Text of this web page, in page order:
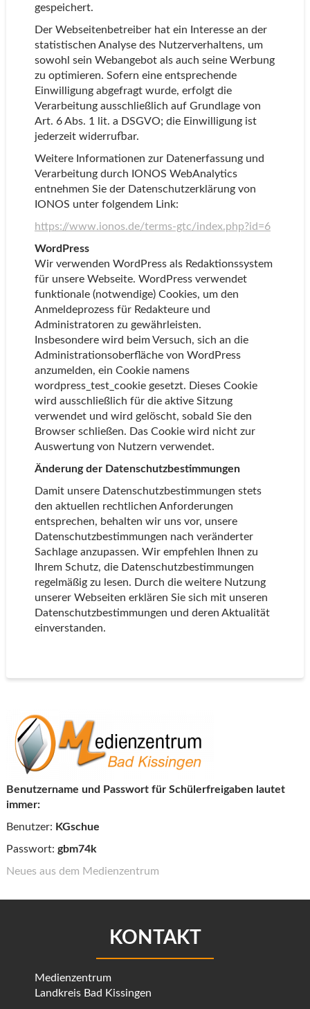
gespeichert.
Der Webseitenbetreiber hat ein Interesse an der
statistischen Analyse des Nutzerverhaltens, um
sowohl sein Webangebot als auch seine Werbung
zu optimieren. Sofern eine entsprechende
Einwilligung abgefragt wurde, erfolgt die
Verarbeitung ausschließlich auf Grundlage von
Art. 6 Abs. 1 lit. a DSGVO; die Einwilligung ist
jederzeit widerrufbar.
Weitere Informationen zur Datenerfassung und
Verarbeitung durch IONOS WebAnalytics
entnehmen Sie der Datenschutzerklärung von
IONOS unter folgendem Link:
https://www.ionos.de/terms-gtc/index.php?id=6
WordPress
Wir verwenden WordPress als Redaktionssystem
für unsere Webseite. WordPress verwendet
funktionale (notwendige) Cookies, um den
Anmeldeprozess für Redakteure und
Administratoren zu gewährleisten.
Insbesondere wird beim Versuch, sich an die
Administrationsoberfläche von WordPress
anzumelden, ein Cookie namens
wordpress_test_cookie gesetzt. Dieses Cookie
wird ausschließlich für die aktive Sitzung
verwendet und wird gelöscht, sobald Sie den
Browser schließen. Das Cookie wird nicht zur
Auswertung von Nutzern verwendet.
Änderung der Datenschutzbestimmungen
Damit unsere Datenschutzbestimmungen stets
den aktuellen rechtlichen Anforderungen
entsprechen, behalten wir uns vor, unsere
Datenschutzbestimmungen nach veränderter
Sachlage anzupassen. Wir empfehlen Ihnen zu
Ihrem Schutz, die Datenschutzbestimmungen
regelmäßig zu lesen. Durch die weitere Nutzung
unserer Webseiten erklären Sie sich mit unseren
Datenschutzbestimmungen und deren Aktualität
einverstanden.
Benutzername und Passwort für Schülerfreigaben lautet
immer:
Benutzer: KGschue
Passwort: gbm74k
Neues aus dem Medienzentrum
KONTAKT
Medienzentrum
Landkreis Bad Kissingen